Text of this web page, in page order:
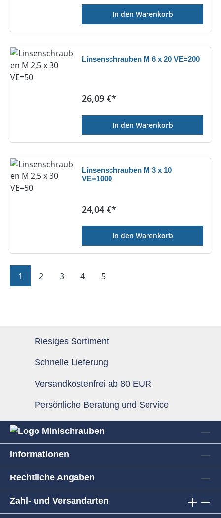
In den Warenkorb
Linsenschrauben M 6 x 20 VE=200
Regulärer Preis:
26,09 €*
In den Warenkorb
Linsenschrauben M 3 x 10
VE=1000
Regulärer Preis:
24,04 €*
In den Warenkorb
Seite
1 Seite
2 Seite
3 Seite
4 Seite
5
Riesiges Sortiment
Schnelle Lieferung
Versandkostenfrei ab 80 EUR
Persönliche Beratung und Service
Informationen
Rechtliche Angaben
Zahl- und Versandarten